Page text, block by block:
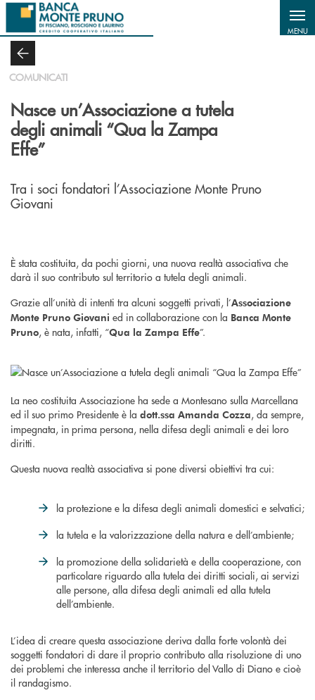
Salta al contenuto principale
MENU
COMUNICATI
Nasce un’Associazione a tutela
degli animali “Qua la Zampa
Effe”
Tra i soci fondatori l’Associazione Monte Pruno
Giovani
È stata costituita, da pochi giorni, una nuova realtà associativa che
darà il suo contributo sul territorio a tutela degli animali.
Grazie all’unità di intenti tra alcuni soggetti privati, l’Associazione
Monte Pruno Giovani ed in collaborazione con la Banca Monte
Pruno, è nata, infatti, “Qua la Zampa Effe”.
La neo costituita Associazione ha sede a Montesano sulla Marcellana
ed il suo primo Presidente è la dott.ssa Amanda Cozza, da sempre,
impegnata, in prima persona, nella difesa degli animali e dei loro
diritti.
Questa nuova realtà associativa si pone diversi obiettivi tra cui:
la protezione e la difesa degli animali domestici e selvatici;
la tutela e la valorizzazione della natura e dell’ambiente;
la promozione della solidarietà e della cooperazione, con
particolare riguardo alla tutela dei diritti sociali, ai servizi
alle persone, alla difesa degli animali ed alla tutela
dell’ambiente.
L’idea di creare questa associazione deriva dalla forte volontà dei
soggetti fondatori di dare il proprio contributo alla risoluzione di uno
dei problemi che interessa anche il territorio del Vallo di Diano e cioè
il randagismo.